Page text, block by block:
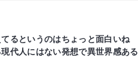
るというのはちょっと面白いね
代人にはない発想で異世界感ある